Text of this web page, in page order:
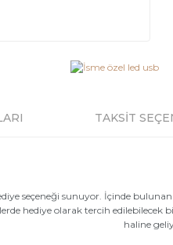
TAKSİT
seçeneği sunuyor. İçinde
hediye olarak tercih edilebilecek
haline